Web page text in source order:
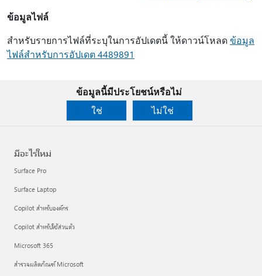
ข้อมูลไฟล์
สำหรับรายการไฟล์ที่ระบุในการอัปเดตนี้ ให้ดาวน์โหลดข้อมูล
ไฟล์สำหรับการอัปเดต 4489891
ข้อมูลนี้มีประโยชน์หรือไม่
ใช่
ไม่ใช่
มีอะไรใหม่
Surface Pro
Surface Laptop
Copilot สำหรับองค์กร
Copilot สำหรับใช้ส่วนตัว
Microsoft 365
สำรวจผลิตภัณฑ์ Microsoft